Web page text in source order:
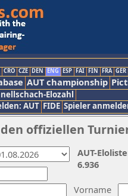
CRO CZE DEN ENG ESP FAI FIN FRA GER
AUT championship
Elozahl
AUT FIDE Spieler
offiziellen
Vorname
AUT-
6.936